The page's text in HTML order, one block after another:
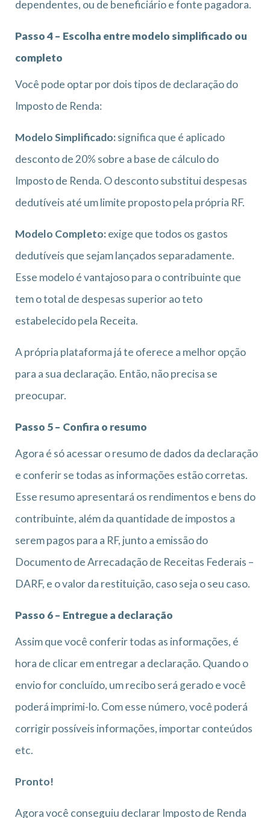
dependentes, ou de beneficiário e fonte pagadora.
Passo 4 – Escolha entre modelo simplificado ou
completo
Você pode optar por dois tipos de declaração do
Imposto de Renda:
Modelo Simplificado:significa que é aplicado
desconto de 20% sobre a base de cálculo do
Imposto de Renda. O desconto substitui despesas
dedutíveis até um limite proposto pela própria RF.
Modelo Completo:exige que todos os gastos
dedutíveis que sejam lançados separadamente.
Esse modelo é vantajoso para o contribuinte que
tem o total de despesas superior ao teto
estabelecido pela Receita.
A própria plataforma já te oferece a melhor opção
para a sua declaração. Então, não precisa se
preocupar.
Passo 5 – Confira o resumo
Agora é só acessar o resumo de dados da declaração
e conferir se todas as informações estão corretas.
Esse resumo apresentará os rendimentos e bens do
contribuinte, além da quantidade de impostos a
serem pagos para a RF, junto a emissão do
Documento de Arrecadação de Receitas Federais –
DARF, e o valor da restituição, caso seja o seu caso.
Passo 6 – Entregue a declaração
Assim que você conferir todas as informações, é
hora de clicar em entregar a declaração. Quando o
envio for concluído, um recibo será gerado e você
poderá imprimi-lo. Com esse número, você poderá
corrigir possíveis informações, importar conteúdos
etc.
Pronto!
Agora você conseguiu declarar Imposto de Renda